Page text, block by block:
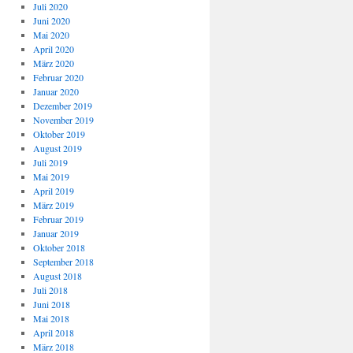
Juli 2020
Juni 2020
Mai 2020
April 2020
März 2020
Februar 2020
Januar 2020
Dezember 2019
November 2019
Oktober 2019
August 2019
Juli 2019
Mai 2019
April 2019
März 2019
Februar 2019
Januar 2019
Oktober 2018
September 2018
August 2018
Juli 2018
Juni 2018
Mai 2018
April 2018
März 2018